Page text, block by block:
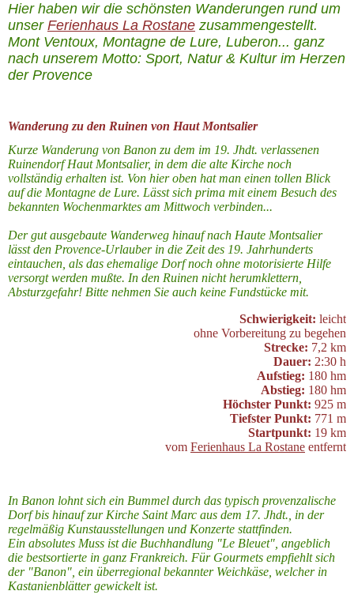
Hier haben wir die schönsten Wanderungen rund um
unser Ferienhaus La Rostane zusammengestellt.
Mont Ventoux, Montagne de Lure, Luberon... ganz
nach unserem Motto: Sport, Natur & Kultur im Herzen
der Provence
Wanderung zu den Ruinen von Haut Montsalier
Kurze Wanderung von Banon zu dem im 19. Jhdt. verlassenen
Ruinendorf Haut Montsalier, in dem die alte Kirche noch
vollständig erhalten ist. Von hier oben hat man einen tollen Blick
auf die Montagne de Lure. Lässt sich prima mit einem Besuch des
bekannten Wochenmarktes am Mittwoch verbinden...
Der gut ausgebaute Wanderweg hinauf nach Haute Montsalier
lässt den Provence-Urlauber in die Zeit des 19. Jahrhunderts
eintauchen, als das ehemalige Dorf noch ohne motorisierte Hilfe
versorgt werden mußte. In den Ruinen nicht herumklettern,
Absturzgefahr! Bitte nehmen Sie auch keine Fundstücke mit.
Schwierigkeit: leicht
ohne Vorbereitung zu begehen
Strecke: 7,2 km
Dauer: 2:30 h
Aufstieg: 180 hm
Abstieg: 180 hm
Höchster Punkt: 925 m
Tiefster Punkt: 771 m
Startpunkt: 19 km
vom Ferienhaus La Rostane entfernt
In Banon lohnt sich ein Bummel durch das typisch provenzalische
Dorf bis hinauf zur Kirche Saint Marc aus dem 17. Jhdt., in der
regelmäßig Kunstausstellungen und Konzerte stattfinden.
Ein absolutes Muss ist die Buchhandlung "Le Bleuet", angeblich
die bestsortierte in ganz Frankreich. Für Gourmets empfiehlt sich
der "Banon", ein überregional bekannter Weichkäse, welcher in
Kastanienblätter gewickelt ist.